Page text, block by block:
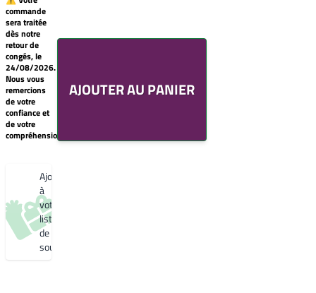
Starlight 2525
Gris 2900 Sablé
YW355F
Noir 2200
commande
sera traitée
dès notre
retour de
congés, le
24/08/2026.
Nous vous
remercions
de votre
confiance et
de votre
compréhension.
AJOUTER AU PANIER
Votre
liste
de
souhaits
Un
produit
0,00€
Créer
une
nouvelle
souhaitsAjouter
à
votre
liste
de
souhaits